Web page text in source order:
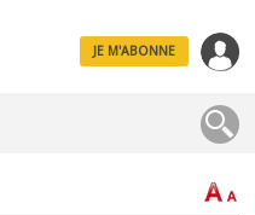
JE M'ABONNE